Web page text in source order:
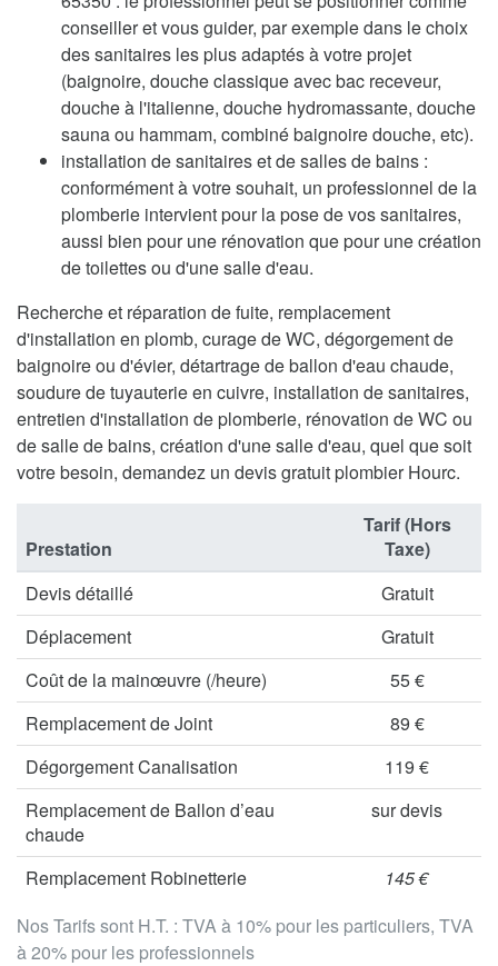
conseiller et vous guider, par exemple dans le choix
des sanitaires les plus adaptés à votre projet
(baignoire, douche classique avec bac receveur,
douche à l'italienne, douche hydromassante, douche
sauna ou hammam, combiné baignoire douche, etc).
installation de sanitaires et de salles de bains :
conformément à votre souhait, un professionnel de la
plomberie intervient pour la pose de vos sanitaires,
aussi bien pour une rénovation que pour une création
de toilettes ou d'une salle d'eau.
Recherche et réparation de fuite, remplacement
d'installation en plomb, curage de WC, dégorgement de
baignoire ou d'évier, détartrage de ballon d'eau chaude,
soudure de tuyauterie en cuivre, installation de sanitaires,
entretien d'installation de plomberie, rénovation de WC ou
de salle de bains, création d'une salle d'eau, quel que soit
votre besoin, demandez un devis gratuit plombier Hourc.
Nos Tarifs sont H.T. : TVA à 10% pour les particuliers, TVA
à 20% pour les professionnels
Prestation
Tarif (Hors
Taxe)
Devis détaillé
Gratuit
Déplacement
Gratuit
Coût de la mainœuvre (/heure)
55 €
Remplacement de Joint
89 €
Dégorgement Canalisation
119 €
Remplacement de Ballon d’eau
chaude
sur devis
Remplacement Robinetterie 145 €